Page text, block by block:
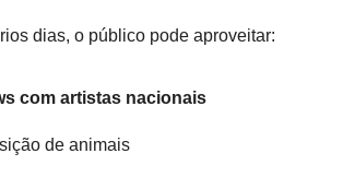
dias, o público pode aproveitar:
com artistas nacionais
de animais